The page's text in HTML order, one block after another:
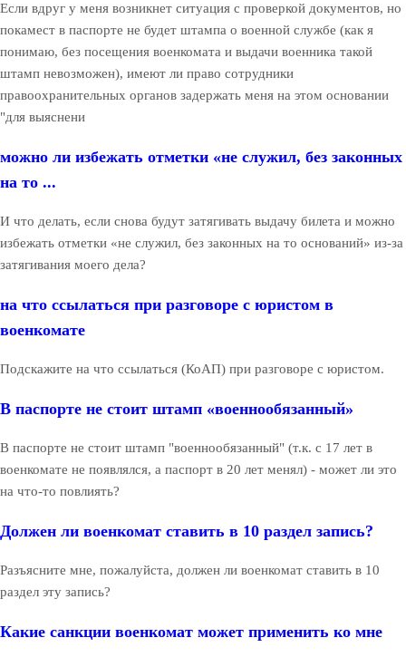
Если вдруг у меня возникнет ситуация с проверкой документов, но
покамест в паспорте не будет штампа о военной службе (как я
понимаю, без посещения военкомата и выдачи военника такой
штамп невозможен), имеют ли право сотрудники
правоохранительных органов задержать меня на этом основании
"для выяснени
можно ли избежать отметки «не служил, без законных
на то ...
И что делать, если снова будут затягивать выдачу билета и можно
избежать отметки «не служил, без законных на то оснований» из-за
затягивания моего дела?
на что ссылаться при разговоре с юристом в
военкомате
Подскажите на что ссылаться (КоАП) при разговоре с юристом.
В паспорте не стоит штамп «военнообязанный»
В паспорте не стоит штамп "военнообязанный" (т.к. с 17 лет в
военкомате не появлялся, а паспорт в 20 лет менял) - может ли это
на что-то повлиять?
Должен ли военкомат ставить в 10 раздел запись?
Разъясните мне, пожалуйста, должен ли военкомат ставить в 10
раздел эту запись?
Какие санкции военкомат может применить ко мне